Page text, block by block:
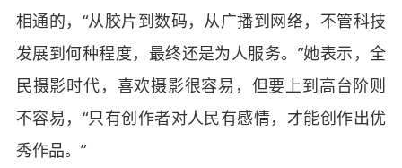
相通的，“从胶片到数码，从广播到网络，不管科技
发展到何种程度，最终还是为人服务。”她表示，全
民摄影时代，喜欢摄影很容易，但要上到高台阶则
不容易，“只有创作者对人民有感情，才能创作出优
秀作品。”